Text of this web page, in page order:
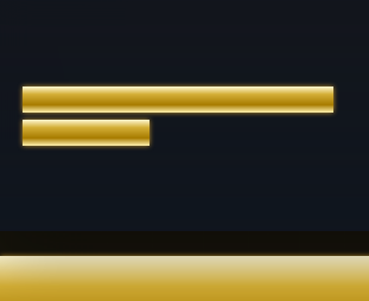
TREK OUTTA TIMEÉDITION
FRANÇAISE
TOME 1 - MENACE